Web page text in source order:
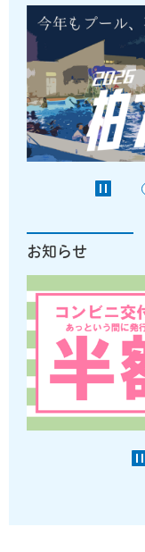
お知らせ